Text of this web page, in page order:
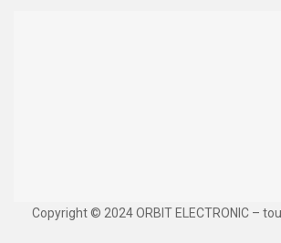
Copyright © 2024 ORBIT ELECTRONIC –